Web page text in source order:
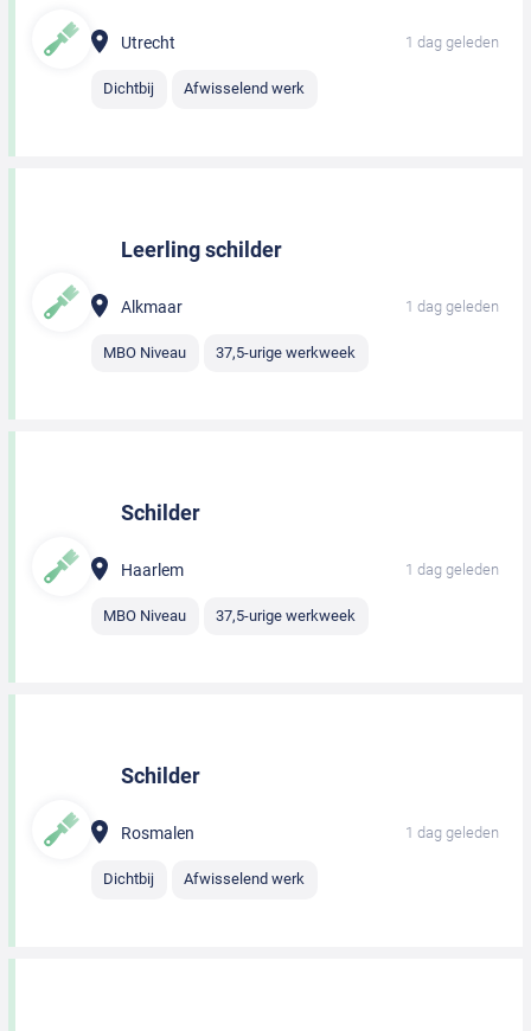
Utrecht 1 dag geleden
Dichtbij Afwisselend werk
Leerling schilder
Alkmaar 1 dag geleden
MBO Niveau 37,5-urige werkweek
Schilder
Haarlem 1 dag geleden
MBO Niveau 37,5-urige werkweek
Schilder
Rosmalen 1 dag geleden
Dichtbij Afwisselend werk